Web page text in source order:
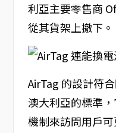
利亞主要零售商
從其貨架上撤下。
AirTag 的設計符
澳大利亞的標準
機制來訪問用戶可